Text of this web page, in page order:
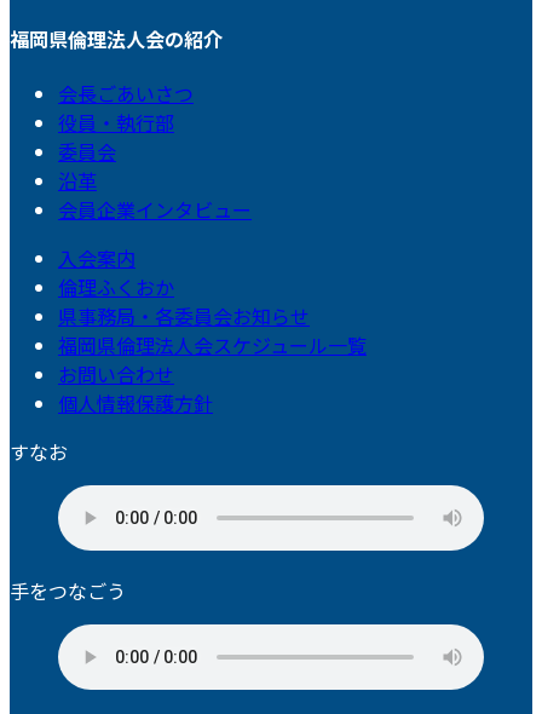
福岡県倫理法人会の紹介
会長ごあいさつ
役員・執行部
委員会
沿革
会員企業インタビュー
入会案内
倫理ふくおか
県事務局・各委員会お知らせ
福岡県倫理法人会スケジュール一覧
お問い合わせ
個人情報保護方針
すなお
手をつなごう